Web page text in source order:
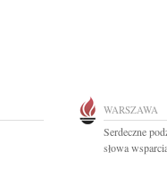
WARSZAWA
Serdeczne
słowa